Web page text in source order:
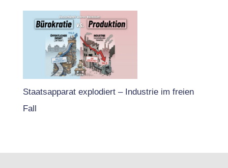
Staatsapparat explodiert – Industrie im freien
Fall